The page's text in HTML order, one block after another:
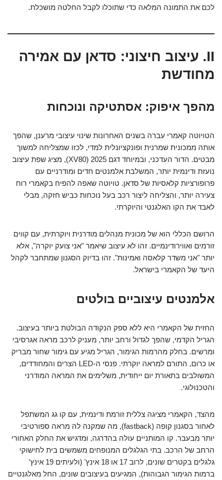
לכם את התמונה המלאה כדי שתוכלו לקבל החלטה מושכלת.
II. עיצוב חיצוני: סדאן עם אמירה
מחודשת
מהפך איפוק: אסתטיקה ונוכחות
הטויוטה קאמרי עברה בשנים האחרונות שינוי עיצובי מרענן, שהפך
אותה ממכונית שמרנית ופונקציונלית למדי, לכזו שמצליחה למשוך
מבטים. הדור העדכני, ובמיוחד דגם 2025 (XV80), מציג שפת עיצוב
נועזת ודינמית יותר, המשלבת אלמנטים חדים ומודרניים עם
פרופורציות קלאסיות של סדאן. טויוטה שאפה להפיח בקאמרי רוח
צעירה יותר, והצליחה ליצור רכב בעל נוכחות כביש חזקה, מבלי
לאבד את הקו האלגנטי והיוקרתי.
הרושם הכללי הוא של מכונית מנהלים מודרנית ויוקרתית, עם קווים
זורמים ואווירודינמיים. זהו לא עיצוב שיאמר "אני צועק יוקרה", אלא
יותר "אני משדר קלאסה ואמינות". זהו בדיוק הסגנון שמתחבר לקהל
היעד של הקאמרי בישראל.
אלמנטים עיצוביים בולטים
החזית של הקאמרי היא ללא ספק הנקודה הבולטת ביותר בעיצוב.
הגריל הקדמי, שהפך לגדול ורחב יותר, מעניק לרכב מראה אגרסיבי
ומרשים. בחלק מהרמות הגימור, הגריל מגיע עם גימור שחור מבריק
או כרום, התורם למראה יוקרתי. פנסי ה-LED הצרים והמחודדים,
המשולבים בתאורת יום ייחודית, משלימים את המראה המודרני
והטכנולוגי.
מהצד, הקאמרי מציגה צללית זורמת ודינמית, עם קו גג המשתפל
לאחור בסגנון קופה (fastback), מה שמקנה לה מראה ספורטיבי
יותר מבעבר. קו המותניים עולה בהדרגה, ומדגיש את החלק האחורי
הרחב של הרכב. בתי הגלגלים המנופחים משמשים בית לחישוקי
גלגלים בקטרים שונים, לרוב 17 או 18 אינץ' (ולעיתים 19 אינץ'
ברמות הגימור הגבוהות), המגיעים בעיצובים שונים, החל מאלגנטיים